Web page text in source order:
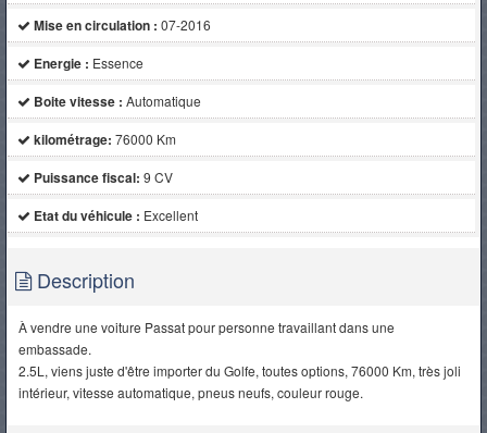
Mise en circulation : 07-2016
Energie : Essence
Boite vitesse : Automatique
kilométrage: 76000 Km
Puissance fiscal: 9 CV
Etat du véhicule : Excellent
Description
À vendre une voiture Passat pour personne travaillant dans une
embassade.
2.5L, viens juste d'être importer du Golfe, toutes options, 76000 Km, très joli
intérieur, vitesse automatique, pneus neufs, couleur rouge.